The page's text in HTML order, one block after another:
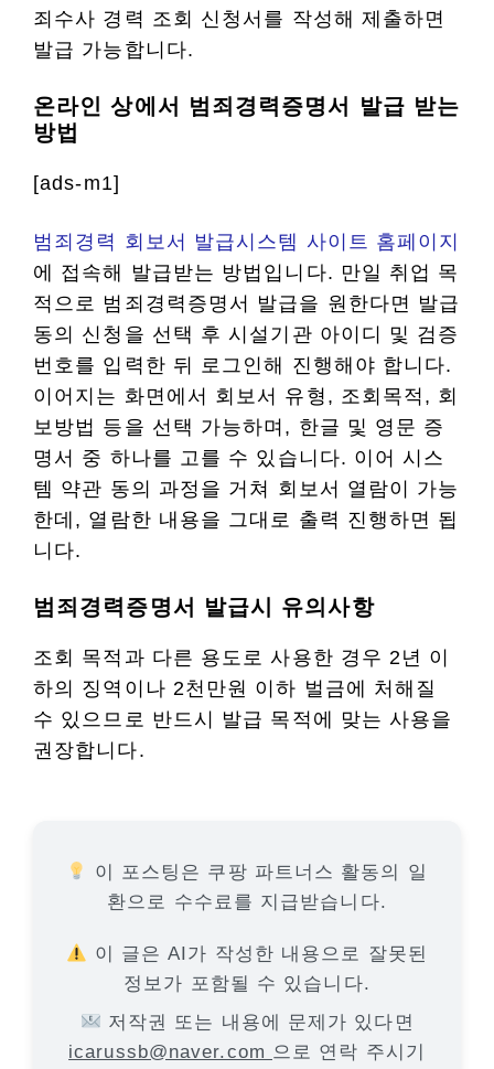
죄수사 경력 조회 신청서를 작성해 제출하면
발급 가능합니다.
온라인 상에서 범죄경력증명서 발급 받는
방법
[ads-m1]
범죄경력 회보서 발급시스템 사이트 홈페이지
에 접속해 발급받는 방법입니다. 만일 취업 목
적으로 범죄경력증명서 발급을 원한다면 발급
동의 신청을 선택 후 시설기관 아이디 및 검증
번호를 입력한 뒤 로그인해 진행해야 합니다.
이어지는 화면에서 회보서 유형, 조회목적, 회
보방법 등을 선택 가능하며, 한글 및 영문 증
명서 중 하나를 고를 수 있습니다. 이어 시스
템 약관 동의 과정을 거쳐 회보서 열람이 가능
한데, 열람한 내용을 그대로 출력 진행하면 됩
니다.
범죄경력증명서 발급시 유의사항
조회 목적과 다른 용도로 사용한 경우 2년 이
하의 징역이나 2천만원 이하 벌금에 처해질
수 있으므로 반드시 발급 목적에 맞는 사용을
권장합니다.
이 포스팅은 쿠팡 파트너스 활동의 일
환으로 수수료를 지급받습니다.
이 글은 AI가 작성한 내용으로 잘못된
정보가 포함될 수 있습니다.
저작권 또는 내용에 문제가 있다면
icarussb@naver.com 으로 연락 주시기